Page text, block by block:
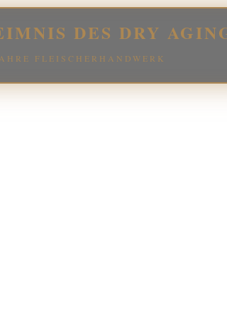
DES DRY
FLEISCHERHANDWERK